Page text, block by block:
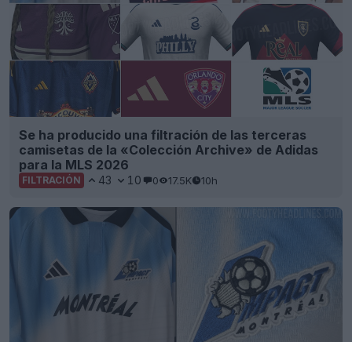
Se ha producido una filtración de las terceras
camisetas de la «Colección Archive» de Adidas
para la MLS 2026
FILTRACIÓN 43 10 0 17.5K 10h